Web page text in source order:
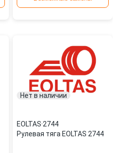
Нет в наличии
EOLTAS·2744
Рулевая тяга EOLTAS 2744